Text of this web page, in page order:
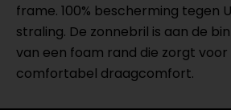
frame. 100% bescherming tegen
straling. De zonnebril is aan de
van een foam rand die zorgt
comfortabel draagcomfort.